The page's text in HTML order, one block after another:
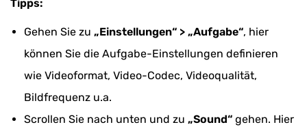
Tipps:
Gehen Sie zu „Einstellungen“ > „Aufgabe“, hier
können Sie die Aufgabe-Einstellungen definieren
wie Videoformat, Video-Codec, Videoqualität,
Bildfrequenz u.a.
Scrollen Sie nach unten und zu „Sound“ gehen. Hier